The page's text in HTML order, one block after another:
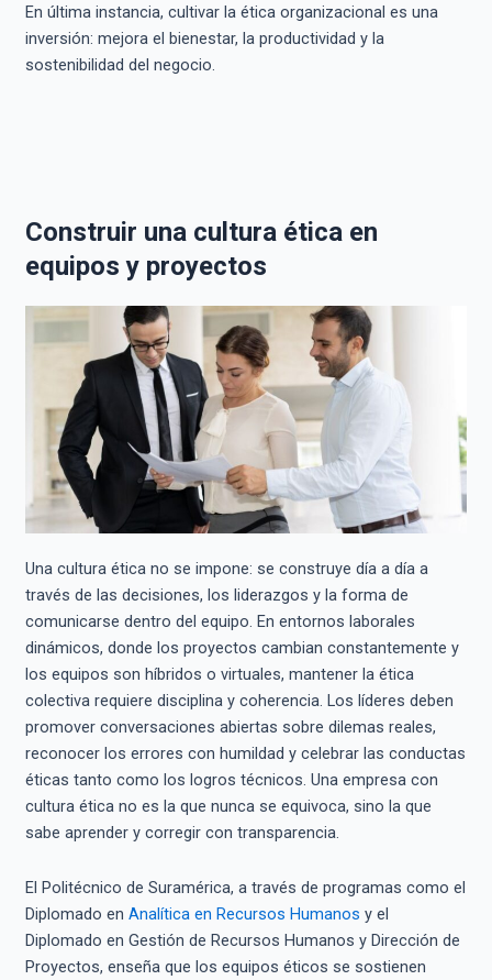
En última instancia, cultivar la ética organizacional es una
inversión: mejora el bienestar, la productividad y la
sostenibilidad del negocio.
Construir una cultura ética en
equipos y proyectos
Una cultura ética no se impone: se construye día a día a
través de las decisiones, los liderazgos y la forma de
comunicarse dentro del equipo. En entornos laborales
dinámicos, donde los proyectos cambian constantemente y
los equipos son híbridos o virtuales, mantener la ética
colectiva requiere disciplina y coherencia. Los líderes deben
promover conversaciones abiertas sobre dilemas reales,
reconocer los errores con humildad y celebrar las conductas
éticas tanto como los logros técnicos. Una empresa con
cultura ética no es la que nunca se equivoca, sino la que
sabe aprender y corregir con transparencia.
El Politécnico de Suramérica, a través de programas como el
Diplomado en Analítica en Recursos Humanos y el
Diplomado en Gestión de Recursos Humanos y Dirección de
Proyectos, enseña que los equipos éticos se sostienen